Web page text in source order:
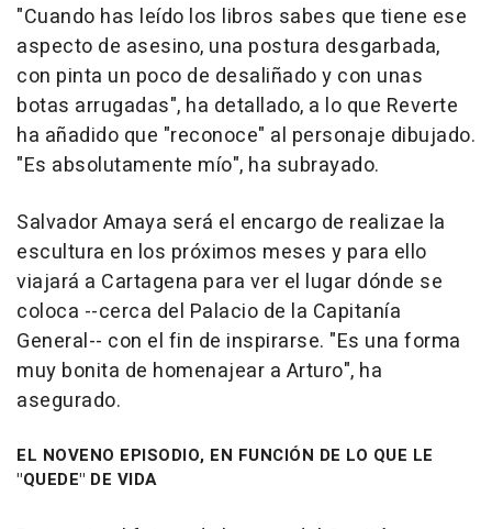
"Cuando has leído los libros sabes que tiene ese
aspecto de asesino, una postura desgarbada,
con pinta un poco de desaliñado y con unas
botas arrugadas", ha detallado, a lo que Reverte
ha añadido que "reconoce" al personaje dibujado.
"Es absolutamente mío", ha subrayado.
Salvador Amaya será el encargo de realizae la
escultura en los próximos meses y para ello
viajará a Cartagena para ver el lugar dónde se
coloca --cerca del Palacio de la Capitanía
General-- con el fin de inspirarse. "Es una forma
muy bonita de homenajear a Arturo", ha
asegurado.
EL NOVENO EPISODIO, EN FUNCIÓN DE LO QUE LE
"QUEDE" DE VIDA